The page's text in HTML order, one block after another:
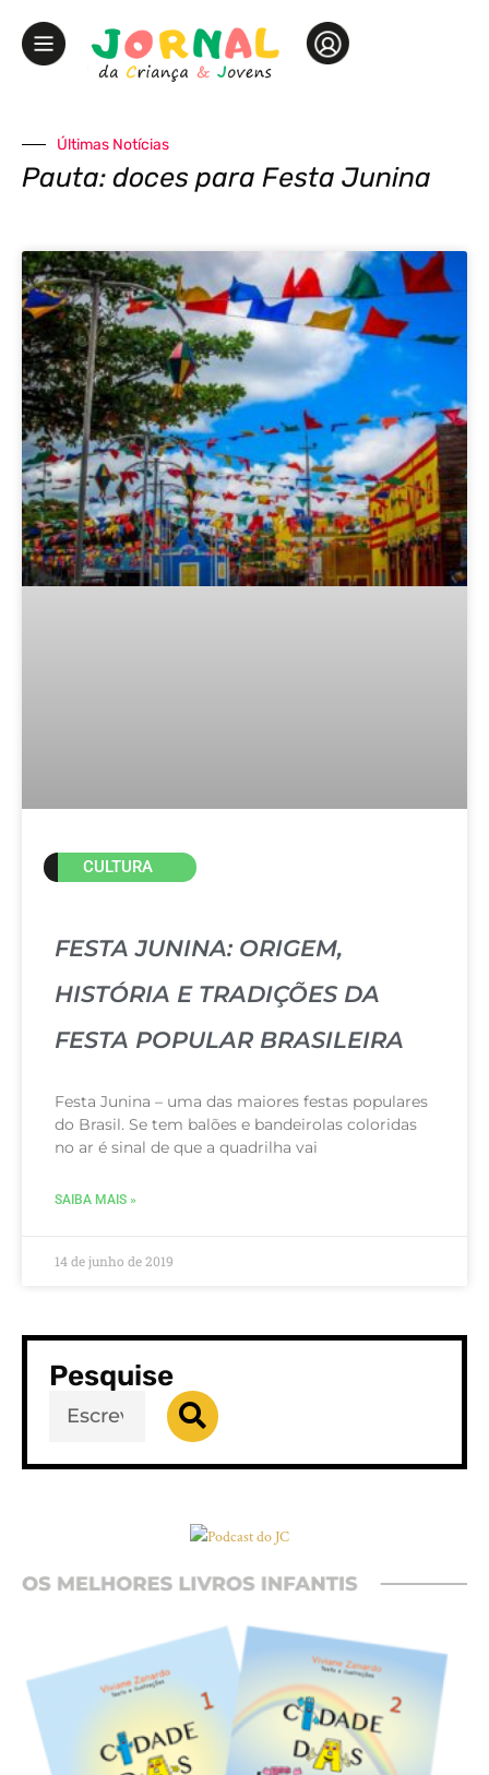
Últimas Notícias
Pauta: doces para Festa Junina
CULTURA
FESTA JUNINA: ORIGEM,
HISTÓRIA E TRADIÇÕES DA
FESTA POPULAR BRASILEIRA
Festa Junina – uma das maiores festas populares
do Brasil. Se tem balões e bandeirolas coloridas
no ar é sinal de que a quadrilha vai
SAIBA MAIS »
14 de junho de 2019
Pesquise